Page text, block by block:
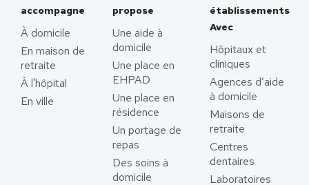
accompagne
À domicile
En maison de
retraite
À l'hôpital
En ville
propose
Une aide à
domicile
Une place en
EHPAD
Une place en
résidence
Un portage de
repas
Des soins à
domicile
établissements
Avec
Hôpitaux et
cliniques
Agences d’aide
à domicile
Maisons de
retraite
Centres
dentaires
Laboratoires